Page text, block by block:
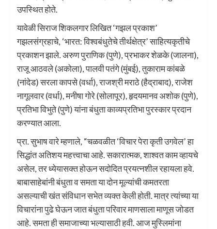
उपस्थित होते.
यावेळी सिराज शिकलगार लिखित ‘गझल प्रकाश’
गझलसंग्रहाचे, ‘भारत: विश्वबंधुतेचे तीर्थक्षेत्र’ साहित्यकृतीचे
प्रकाशन झाले. अरुण पुराणिक (पुणे), प्रभाकर शेळके (जालना),
राजू आठवले (अकोला), पालवी पतंगे (मुंबई), तुकाराम कांबळे
(नांदेड) सरला कापसे (वर्धा), राजश्री मराठे (हैद्राबाद), राजेश
नागूलवार (वर्धा), मनीषा गोरे (सोलापूर), हृदयमानव अशोक (पुणे),
प्रतिभा विभुते (पुणे) यांना बंधुता काव्यप्रतिभा पुरस्कार प्रदान
करण्यात आला.
प्रा. सुभाष वारे म्हणाले, “चळवळीत ‘विचार पेरा कृती उगवेल’ हा
सिद्धांत अतिशय महत्त्वाचा आहे. सकारात्मक, शाश्वत काम व्हायचे
असेल, तर ध्येयासक्त होऊन सदोदित प्रयत्नशील रहायला हवे.
बाबासाहेबांनी बंधुता व समता या दोन मूल्यांची कमतरता
असल्याची खंत संविधान सभेत व्यक्त केली होती. मात्र त्यांच्या या
विचारांना पुढे घेऊन जात बंधुता परिवार माणसाला माणूस जोडत
आहे. समता ही समाजाच्या भल्यासाठी हवी. आज मुस्लिमांना